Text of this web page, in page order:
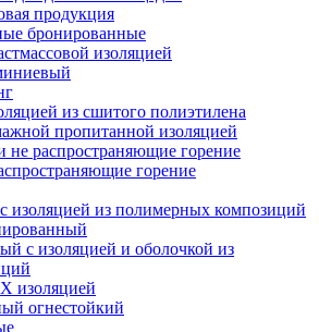
продукция
бронированные
изоляцией
из сшитого полиэтилена
пропитанной изоляцией
не распространяющие горение
горение
изоляцией из полимерных композиций
с изоляцией и оболочкой из
изоляцией
огнестойкий